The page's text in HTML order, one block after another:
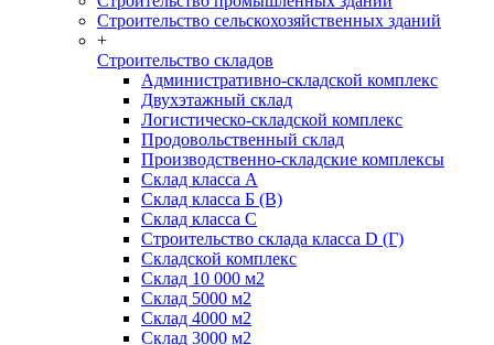
Строительство сельскохозяйственных зданий
+
Строительство складов
Административно-складской комплекс
Двухэтажный склад
Логистическо-складской комплекс
Продовольственный склад
Производственно-складские комплексы
Склад класса А
Склад класса Б (B)
Склад класса С
Строительство склада класса D (Г)
Складской комплекс
Склад 10 000 м2
Склад 5000 м2
Склад 4000 м2
Склад 3000 м2